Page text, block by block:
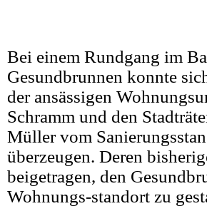
Bei einem Rundgang im
Gesundbrunnen konnte
der ansässigen
Schramm und den
Müller vom
überzeugen. Deren
beigetragen, den
Wohnungs-standort zu